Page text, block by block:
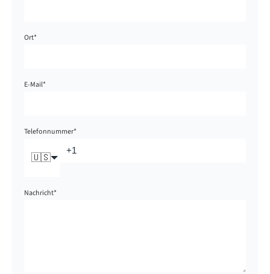
Ort*
E-Mail*
Telefonnummer*
🇺🇸
Nachricht*